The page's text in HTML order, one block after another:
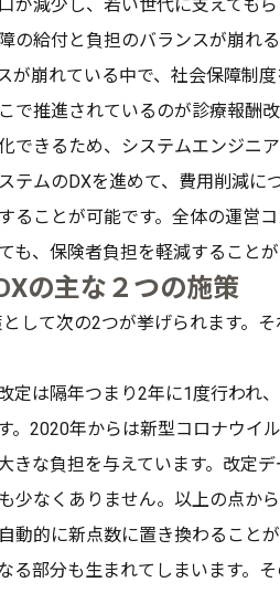
が減少し、若い世代に支えても
の給付と負担のバランスが崩れ
が崩れている中で、社会保障制
で推進されているのが診療報酬
できるため、システムエンジニ
テムのDXを進めて、費用削減
ることが可能です。全体の運営
も、保険者負担を軽減すること
の主な２つの施策
して次の2つが挙げられます。
定は隔年つまり2年に1度行われ
。2020年からは新型コロナウイ
きな負担を与えています。改定
少なくありません。以上の点か
動的に新点数に置き換わること
る部分も生まれてしまいます。